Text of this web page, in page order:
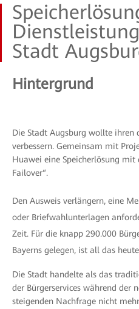
Stadt
Hintergrund
Die Stadt Augsburg wollte ihren
verbessern. Gemeinsam mit
Huawei eine Speicherlösung mit
Failover“.
Den Ausweis verlängern, eine
oder Briefwahlunterlagen
Zeit. Für die knapp 290.000
Bayerns gelegen, ist all das
Die Stadt handelte als das
der Bürgerservices während der
steigenden Nachfrage nicht